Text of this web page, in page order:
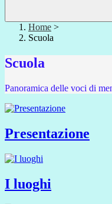
Home >
Scuola
Scuola
Panoramica delle voci di
Presentazione
I luoghi